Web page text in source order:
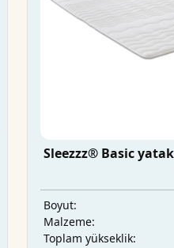
Sleezzz® Basic
Boyut:
Malzeme:
Toplam yükseklik: